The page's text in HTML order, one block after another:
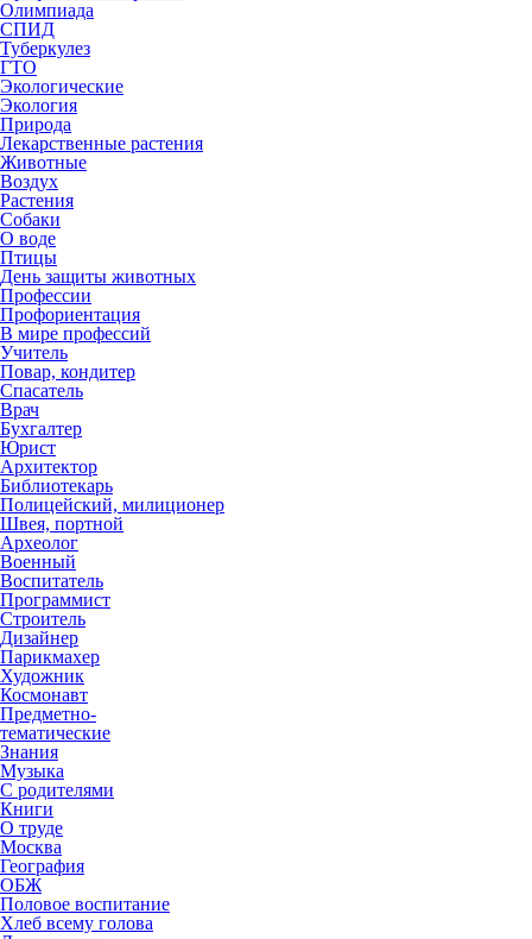
Олимпиада
СПИД
Туберкулез
ГТО
Экологические
Экология
Природа
Лекарственные растения
Животные
Воздух
Растения
Собаки
О воде
Птицы
День защиты животных
Профессии
Профориентация
В мире профессий
Учитель
Повар, кондитер
Спасатель
Врач
Бухгалтер
Юрист
Архитектор
Библиотекарь
Полицейский, милиционер
Швея, портной
Археолог
Военный
Воспитатель
Программист
Строитель
Дизайнер
Парикмахер
Художник
Космонавт
Предметно-
тематические
Знания
Музыка
С родителями
Книги
О труде
Москва
География
ОБЖ
Половое воспитание
Хлеб всему голова